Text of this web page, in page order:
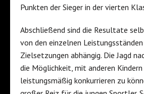
Punkten der Sieger in der vierten
Abschließend sind die Resultate
von den einzelnen
Zielsetzungen abhängig. Die Jagd
die Möglichkeit, mit anderen
leistungsmäßig konkurrieren zu